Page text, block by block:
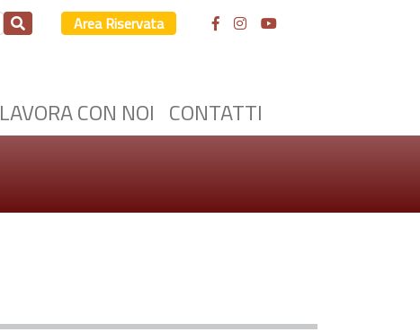
Area Riservata
LAVORA CON NOI CONTATTI